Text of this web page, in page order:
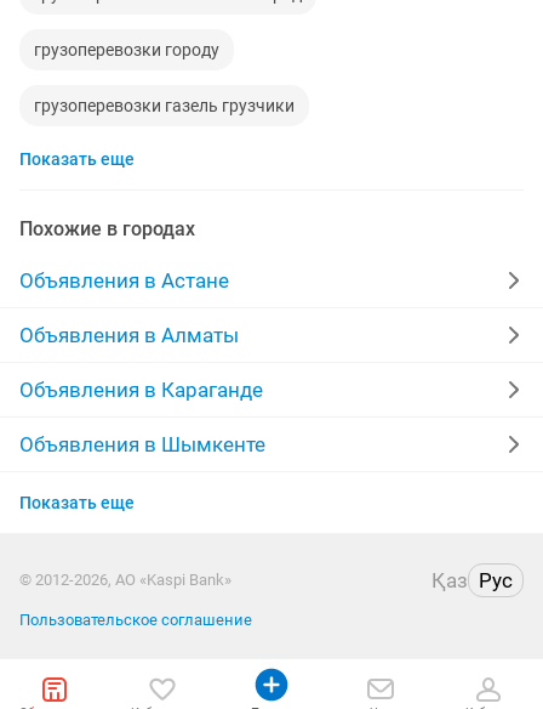
грузоперевозки городу
грузоперевозки газель грузчики
грузоперевозки фура
грузоперевозки казахстан россия
грузоперевозки грузчики
грузоперевозки вывоз мусора
грузоперевозки доставка
грузоперевозки межгород доставка
Показать еще
Похожие в городах
Объявления в Астане
Объявления в Алматы
Объявления в Караганде
Объявления в Шымкенте
Объявления в Усть-Каменогорске
Объявления в Костанае
Показать еще
© 2012-2026, АО «Kaspi Bank» Қаз Рус
Пользовательское соглашение